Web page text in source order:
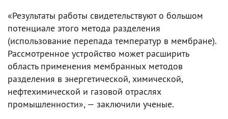
«Результаты работы свидетельствуют о большом
потенциале этого метода разделения
(использование перепада температур в мембране).
Рассмотренное устройство может расширить
область применения мембранных методов
разделения в энергетической, химической,
нефтехимической и газовой отраслях
промышленности», — заключили ученые.